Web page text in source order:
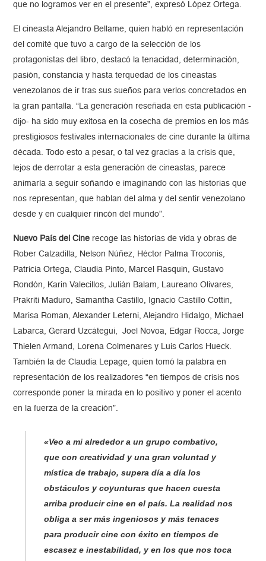
que no logramos ver en el presente”, expresó López Ortega.
El cineasta Alejandro Bellame, quien habló en representación
del comité que tuvo a cargo de la selección de los
protagonistas del libro, destacó la tenacidad, determinación,
pasión, constancia y hasta terquedad de los cineastas
venezolanos de ir tras sus sueños para verlos concretados en
la gran pantalla. “La generación reseñada en esta publicación -
dijo- ha sido muy exitosa en la cosecha de premios en los más
prestigiosos festivales internacionales de cine durante la última
década. Todo esto a pesar, o tal vez gracias a la crisis que,
lejos de derrotar a esta generación de cineastas, parece
animarla a seguir soñando e imaginando con las historias que
nos representan, que hablan del alma y del sentir venezolano
desde y en cualquier rincón del mundo”.
Nuevo País del Cine recoge las historias de vida y obras de
Rober Calzadilla, Nelson Núñez, Héctor Palma Troconis,
Patricia Ortega, Claudia Pinto, Marcel Rasquin, Gustavo
Rondón, Karin Valecillos, Julián Balam, Laureano Olivares,
Prakriti Maduro, Samantha Castillo, Ignacio Castillo Cottin,
Marisa Roman, Alexander Leterni, Alejandro Hidalgo, Michael
Labarca, Gerard Uzcátegui, Joel Novoa, Edgar Rocca, Jorge
Thielen Armand, Lorena Colmenares y Luis Carlos Hueck.
También la de Claudia Lepage, quien tomó la palabra en
representación de los realizadores “en tiempos de crisis nos
corresponde poner la mirada en lo positivo y poner el acento
en la fuerza de la creación”.
«Veo a mi alrededor a un grupo combativo,
que con creatividad y una gran voluntad y
mística de trabajo, supera día a día los
obstáculos y coyunturas que hacen cuesta
arriba producir cine en el país. La realidad nos
obliga a ser más ingeniosos y más tenaces
para producir cine con éxito en tiempos de
escasez e inestabilidad, y en los que nos toca